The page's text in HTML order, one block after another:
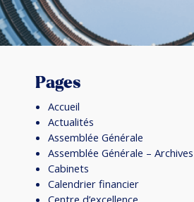
Pages
Accueil
Actualités
Assemblée Générale
Assemblée Générale – Archives
Cabinets
Calendrier financier
Centre d’excellence